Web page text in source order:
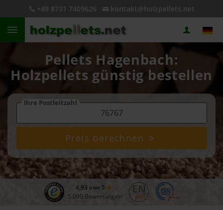
+49 8731 7409626 kontakt@holzpellets.net
Pellets Hagenbach:
Holzpellets günstig bestellen
Ihre Postleitzahl
Preis berechnen
4,93 von 5
5.090 Bewertungen